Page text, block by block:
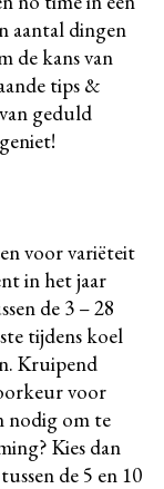
aantal dingen
de kans van
tips &
geduld
voor variëteit
in het jaar
de 3 – 28
tijdens koel
Kruipend
voor
nodig om te
Kies dan
de 5 en 10